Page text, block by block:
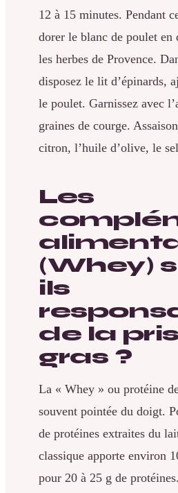
12 à 15 minutes. Pendant
dorer le blanc de poulet en
les herbes de Provence.
disposez le lit d’épinards,
le poulet. Garnissez avec
graines de courge.
citron, l’huile d’olive, le
Les
(Whey)
ils
de la
gras ?
La « Whey » ou protéine
souvent pointée du doigt.
de protéines extraites du
classique apporte environ
pour 20 à 25 g de